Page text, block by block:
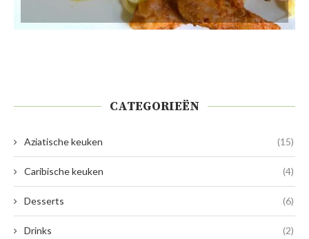
CATEGORIEËN
Aziatische keuken (15)
Caribische keuken (4)
Desserts (6)
Drinks (2)